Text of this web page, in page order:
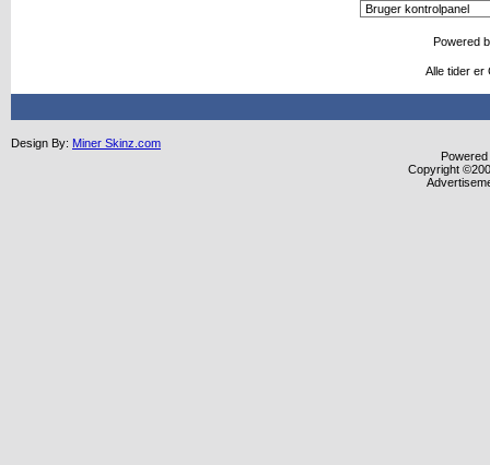
Powered
Alle tider er
Design By: Miner Skinz.com
Copyright